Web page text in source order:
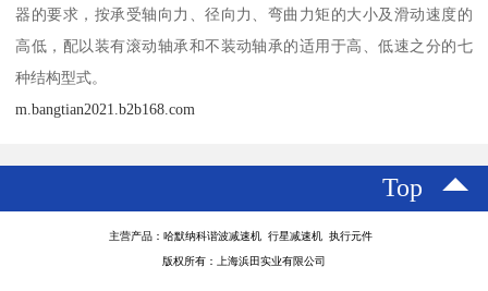
器的要求，按承受轴向力、径向力、弯曲力矩的大小及滑动速度的
高低，配以装有滚动轴承和不装动轴承的适用于高、低速之分的七
种结构型式。
m.bangtian2021.b2b168.com
Top
主营产品：哈默纳科谐波减速机 行星减速机 执行元件
版权所有：上海浜田实业有限公司